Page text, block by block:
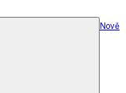
Nově